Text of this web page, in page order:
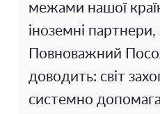
межами нашої
іноземні
Повноважний
доводить: світ
системно